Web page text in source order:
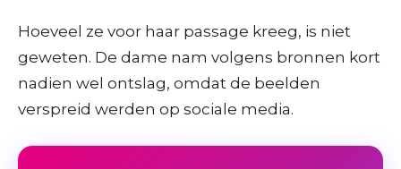
Hoeveel ze voor haar passage kreeg, is niet
geweten. De dame nam volgens bronnen kort
nadien wel ontslag, omdat de beelden
verspreid werden op sociale media.